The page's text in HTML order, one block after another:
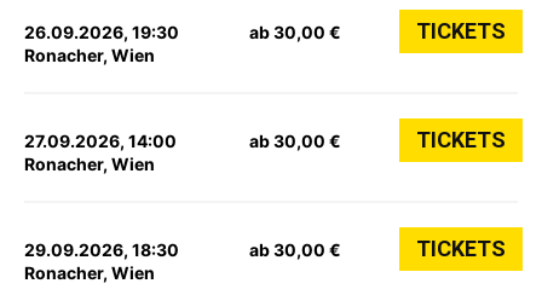
26.09.2026, 19:30
Ronacher, Wien
ab 30,00 € TICKETS
27.09.2026, 14:00
Ronacher, Wien
ab 30,00 € TICKETS
29.09.2026, 18:30
Ronacher, Wien
ab 30,00 € TICKETS